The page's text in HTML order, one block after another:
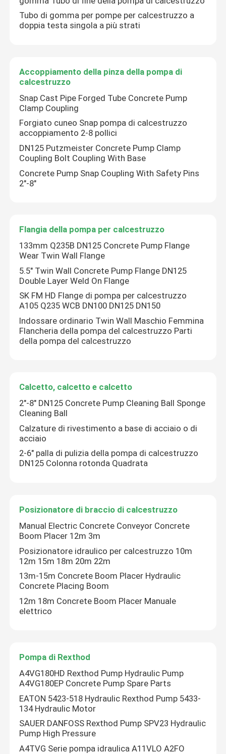
Chi siamo
Controllo di qualità
Contattaci
Richiedere un preventivo
Parti della pompa per calcestruzzo di Putzmeister
Parti di ricambio per camion miscelatori di
Pezzi di ricambio della centrale di betonaggio
Tubo della pompa per calcestruzzo
Concreto pompa gomito
Accoppiamento della pinza della pompa di
Flangia della pompa per calcestruzzo
Posizionatore di braccio di calcestruzzo
Pompa di Rexthod
Parti della pompa per calcestruzzo di SANY
Parti della pompa per calcestruzzo Zoomlion
Camion utilizzato della pompa per calcestruzzo
Tubo di gomma per pompe per calcestruzzo a
doppia testa singola a più strati
Accoppiamento della pinza della pompa di
calcestruzzo
Snap Cast Pipe Forged Tube Concrete Pump
Clamp Coupling
Forgiato cuneo Snap pompa di calcestruzzo
accoppiamento 2-8 pollici
DN125 Putzmeister Concrete Pump Clamp
Coupling Bolt Coupling With Base
Concrete Pump Snap Coupling With Safety Pins
2"-8"
Flangia della pompa per calcestruzzo
133mm Q235B DN125 Concrete Pump Flange
Wear Twin Wall Flange
5.5" Twin Wall Concrete Pump Flange DN125
Double Layer Weld On Flange
SK FM HD Flange di pompa per calcestruzzo
A105 Q235 WCB DN100 DN125 DN150
Indossare ordinario Twin Wall Maschio Femmina
Flancheria della pompa del calcestruzzo Parti
della pompa del calcestruzzo
Calcetto, calcetto e calcetto
2"-8" DN125 Concrete Pump Cleaning Ball Sponge
Cleaning Ball
Calzature di rivestimento a base di acciaio o di
acciaio
2-6" palla di pulizia della pompa di calcestruzzo
DN125 Colonna rotonda Quadrata
Posizionatore di braccio di calcestruzzo
Manual Electric Concrete Conveyor Concrete
Boom Placer 12m 3m
Posizionatore idraulico per calcestruzzo 10m
12m 15m 18m 20m 22m
13m-15m Concrete Boom Placer Hydraulic
Concrete Placing Boom
12m 18m Concrete Boom Placer Manuale
elettrico
Pompa di Rexthod
A4VG180HD Rexthod Pump Hydraulic Pump
A4VG180EP Concrete Pump Spare Parts
EATON 5423-518 Hydraulic Rexthod Pump 5433-
134 Hydraulic Motor
SAUER DANFOSS Rexthod Pump SPV23 Hydraulic
Pump High Pressure
A4TVG Serie pompa idraulica A11VLO A2FO